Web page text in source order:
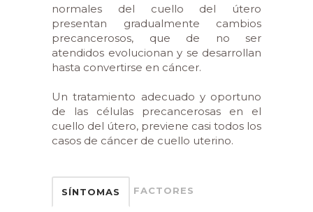
normales del cuello del útero
presentan gradualmente cambios
precancerosos, que de no ser
atendidos evolucionan y se desarrollan
hasta convertirse en cáncer.
Un tratamiento adecuado y oportuno
de las células precancerosas en el
cuello del útero, previene casi todos los
casos de cáncer de cuello uterino.
SÍNTOMAS FACTORES